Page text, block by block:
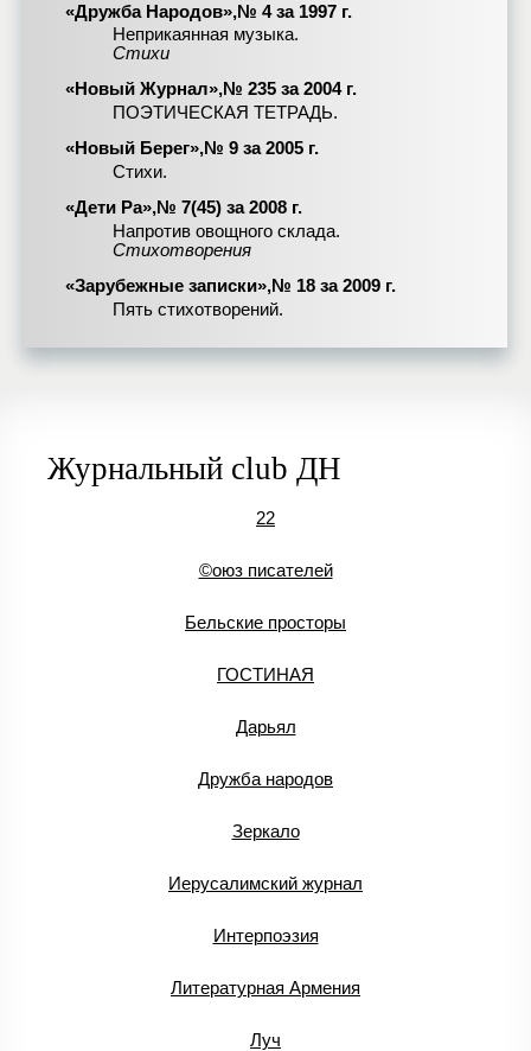
«Дружба Народов»,№ 4 за 1997 г.
Неприкаянная музыка.
Стихи
«Новый Журнал»,№ 235 за 2004 г.
ПОЭТИЧЕСКАЯ ТЕТРАДЬ.
«Новый Берег»,№ 9 за 2005 г.
Стихи.
«Дети Ра»,№ 7(45) за 2008 г.
Напротив овощного склада.
Стихотворения
«Зарубежные записки»,№ 18 за 2009 г.
Пять стихотворений.
Журнальный club ДН
22
©оюз писателей
Бельские просторы
ГОСТИНАЯ
Дарьял
Дружба народов
Зеркало
Иерусалимский журнал
Интерпоэзия
Литературная Армения
Луч